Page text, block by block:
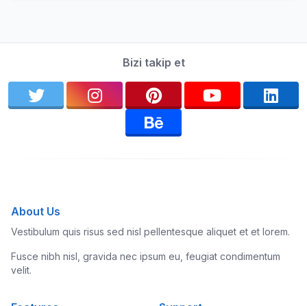
Bizi takip et
About Us
Vestibulum quis risus sed nisl pellentesque aliquet et et lorem.
Fusce nibh nisl, gravida nec ipsum eu, feugiat condimentum
velit.